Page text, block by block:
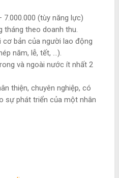
7.000.000 (tùy năng lực)
tháng theo doanh thu.
bản của người lao động
năm, lễ, tết, …).
và ngoài nước ít nhất 2
thiện, chuyên nghiệp, có
sự phát triển của một nhân